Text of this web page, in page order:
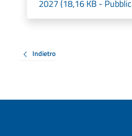
2027 (18,16 KB -
Indietro